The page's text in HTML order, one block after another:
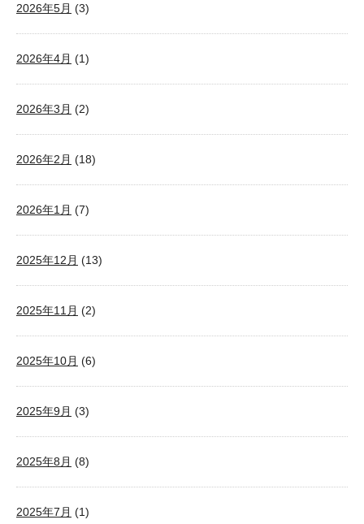
2026年5月 (3)
2026年4月 (1)
2026年3月 (2)
2026年2月 (18)
2026年1月 (7)
2025年12月 (13)
2025年11月 (2)
2025年10月 (6)
2025年9月 (3)
2025年8月 (8)
2025年7月 (1)